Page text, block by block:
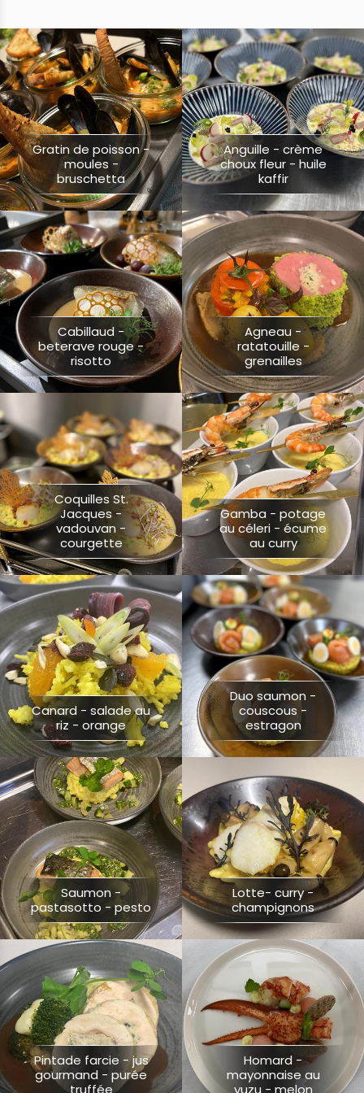
Plats
Desserts
Gateau glacé
BBQ
Plats préparés
Buffets
Gratin de poisson -
moules -
bruschetta
Anguille - crème
choux fleur - huile
kaffir
Cabillaud -
beterave rouge -
risotto
Agneau -
ratatouille -
grenailles
Coquilles St.
Jacques -
vadouvan -
courgette
Gamba - potage
au céleri - écume
au curry
Canard - salade au
riz - orange
Duo saumon -
couscous -
estragon
Saumon -
pastasotto - pesto
Lotte- curry -
champignons
Pintade farcie - jus
gourmand - purée
truffée
Homard -
mayonnaise au
yuzu - melon